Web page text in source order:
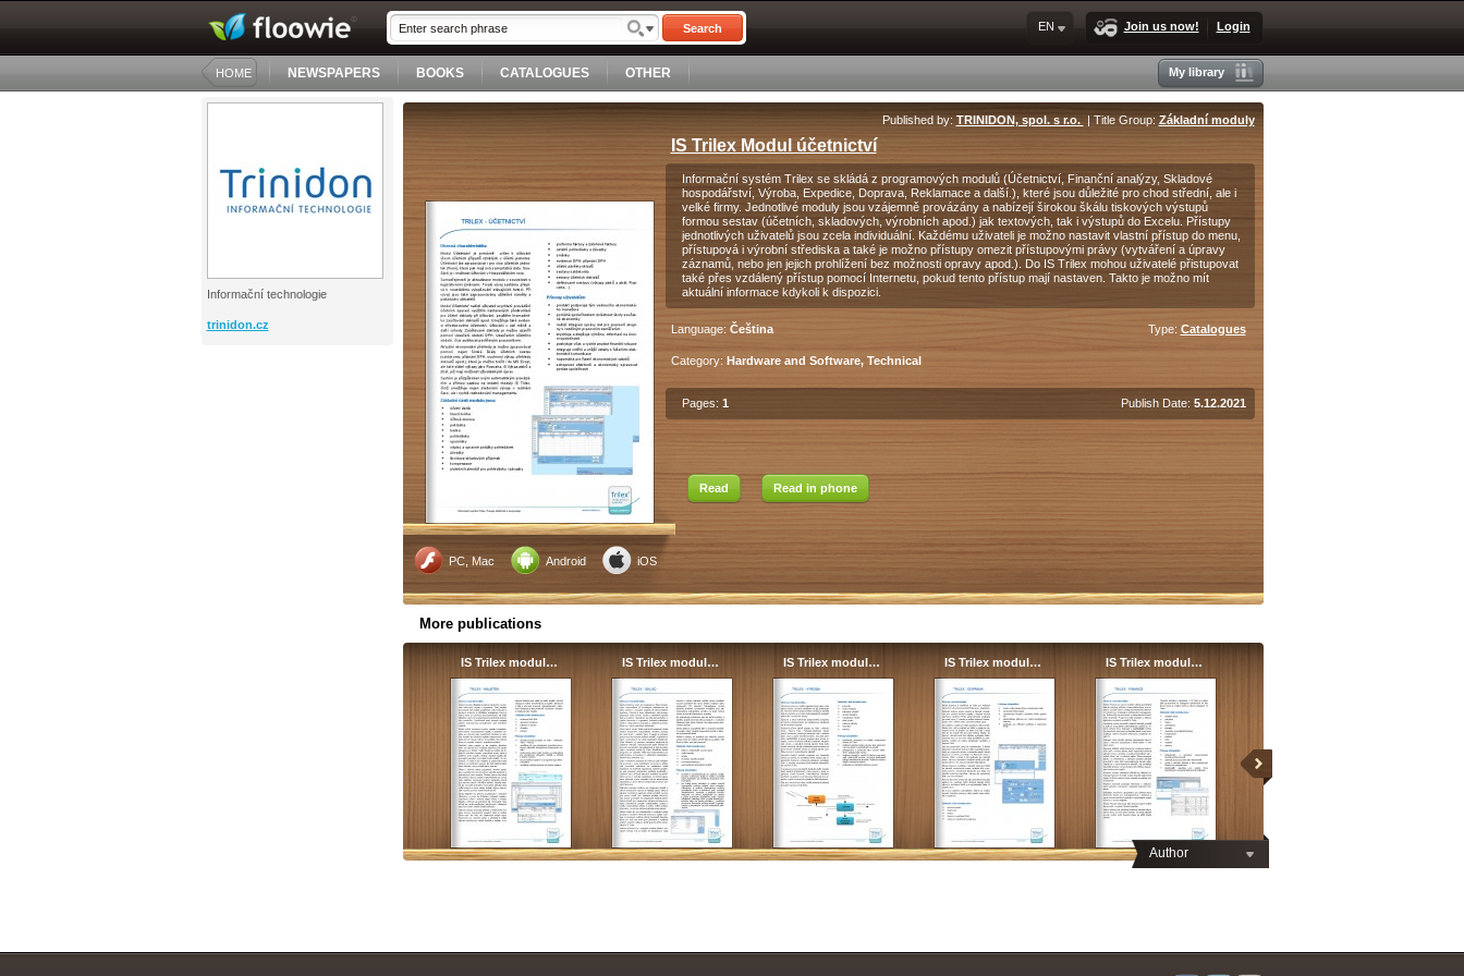
Search Join us now! Login
EN
HOME NEWSPAPERS BOOKS CATALOGUES OTHER My library
Informační technologie
trinidon.cz
PC, Mac Android iOS
Published by: TRINIDON, spol. s r.o. | Title Group:Základní moduly
IS Trilex Modul účetnictví
Informační systém Trilex se skládá z programových modulů (Účetnictví, Finanční analýzy, Skladové
hospodářství, Výroba, Expedice, Doprava, Reklamace a další.), které jsou důležité pro chod střední, ale i
velké firmy. Jednotlivé moduly jsou vzájemně provázány a nabízejí širokou škálu tiskových výstupů
formou sestav (účetních, skladových, výrobních apod.) jak textových, tak i výstupů do Excelu. Přístupy
jednotlivých uživatelů jsou zcela individuální. Každému uživateli je možno nastavit vlastní přístup do menu,
přístupová i výrobní střediska a také je možno přístupy omezit přístupovými právy (vytváření a úpravy
záznamů, nebo jen jejich prohlížení bez možnosti opravy apod.). Do IS Trilex mohou uživatelé přistupovat
také přes vzdálený přístup pomocí Internetu, pokud tento přístup mají nastaven. Takto je možno mít
aktuální informace kdykoli k dispozici.
Language: Čeština Type: Catalogues
Category: Hardware and Software, Technical
Pages: 1 Publish Date: 5.12.2021
Read Read in phone
More publications
Author
IS Trilex modul… IS Trilex modul… IS Trilex modul… IS Trilex modul… IS Trilex modul…